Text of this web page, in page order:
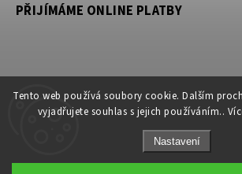
Tento web používá soubory cookie. Dalším
vyjadřujete souhlas s jejich používáním..
Nastavení
PŘIJÍMÁME ONLINE PLATBY